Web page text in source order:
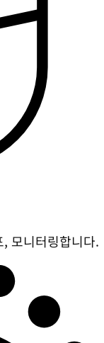
모니터링합니다.